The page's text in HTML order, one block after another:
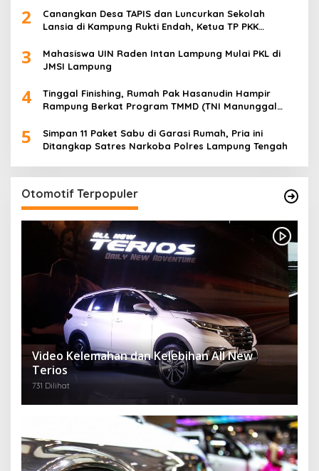
2
Canangkan Desa TAPIS dan Luncurkan Sekolah
Lansia di Kampung Rukti Endah, Ketua TP PKK
Desa
3
Mahasiswa UIN Raden Intan Lampung Mulai PKL di
JMSI Lampung
4
Tinggal Finishing, Rumah Pak Hasanudin Hampir
Rampung Berkat Program TMMD (TNI Manunggal
5
Simpan 11 Paket Sabu di Garasi Rumah, Pria ini
Ditangkap Satres Narkoba Polres Lampung Tengah
Otomotif Terpopuler
Video Kelemahan dan Kelebihan All New
Terios
731 Dilihat